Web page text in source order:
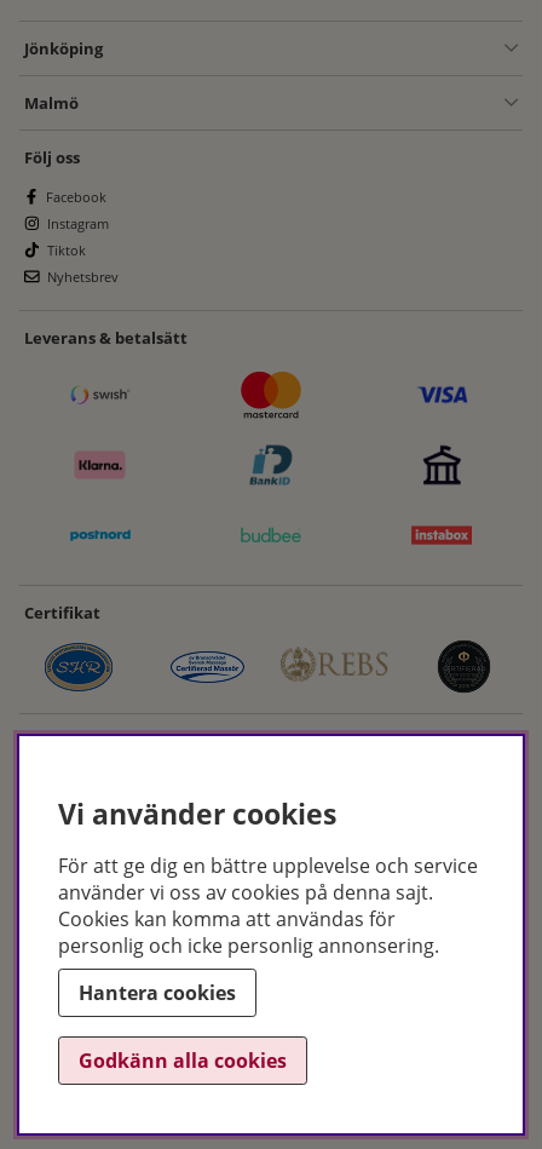
Jönköping
Malmö
Följ oss
Facebook
Instagram
Tiktok
Nyhetsbrev
Leverans & betalsätt
Certifikat
Hudoteket erbjuder ett noga utvalt sortiment inom hudvård, hårvård och
makeup – både online och i butik. Med över 50 års erfarenhet och
utbildade hudterapeuter hjälper vi dig att hitta rätt produkter och
behandlingar för just dina behov. Handla enkelt på hudoteket.se eller
besök oss i Jönköping och Malmö.
Copyright © Hudoteket 2025
Vi använder cookies
För att ge dig en bättre upplevelse och service
använder vi oss av cookies på denna sajt.
Cookies kan komma att användas för
personlig och icke personlig annonsering.
Hantera cookies
Godkänn alla cookies